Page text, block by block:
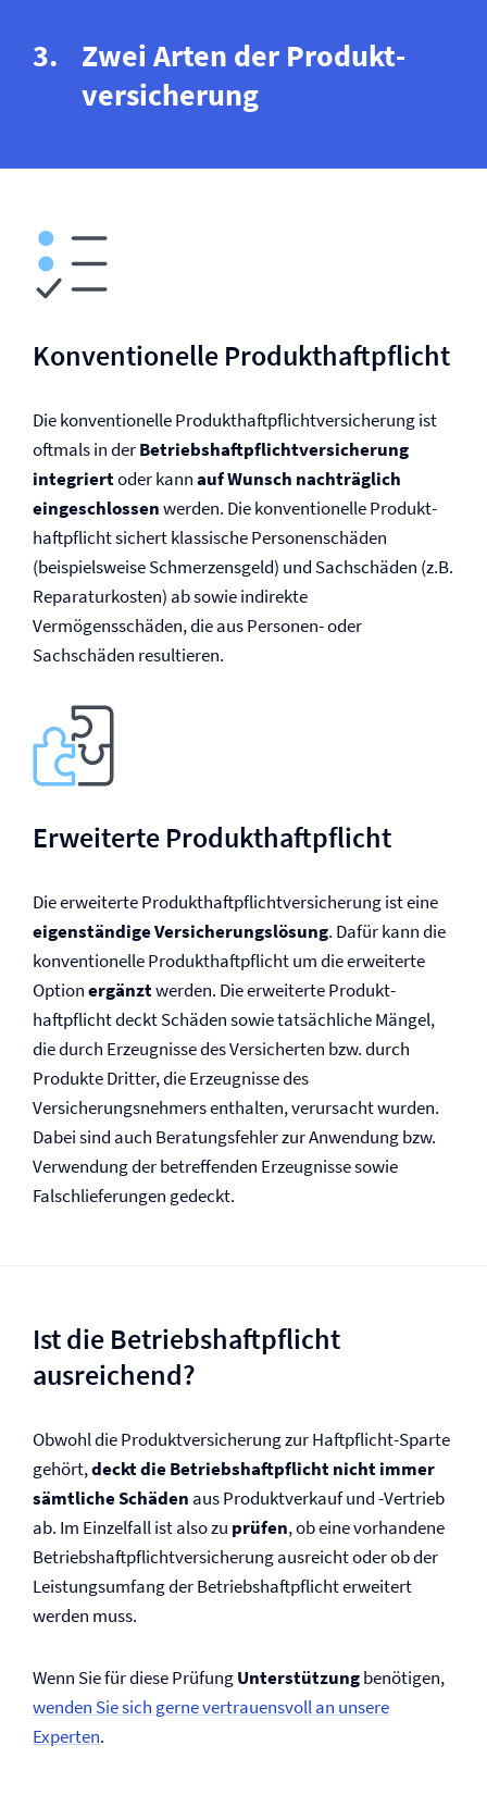
Zwei Arten der Produkt­
versicherung
Konventionelle Produkt­haftpflicht
Die konventionelle Produkt­haftpflicht­versicherung ist
oftmals in derBetriebs­haftpflicht­versicherung
integriertoder kannauf Wunsch nachträglich
eingeschlossenwerden. Die konventionelle Produkt­
haftpflicht sichert klassische Personenschäden
(beispielsweise Schmerzensgeld) und Sachschäden (z.B.
Reparaturkosten) ab sowie indirekte
Vermögensschäden, die aus Personen- oder
Sachschäden resultieren.
Erweiterte Produkt­haftpflicht
Die erweiterte Produkt­haftpflicht­versicherung ist eine
eigenständige Versicherungs­lösung. Dafür kann die
konventionelle Produkt­haftpflicht um die erweiterte
Optionergänztwerden. Die erweiterte Produkt­
haftpflicht deckt Schäden sowie tatsächliche Mängel,
die durch Erzeugnisse des Versicherten bzw. durch
Produkte Dritter, die Erzeugnisse des
Versicherungsnehmers enthalten, verursacht wurden.
Dabei sind auch Beratungsfehler zur Anwendung bzw.
Verwendung der betreffenden Erzeugnisse sowie
Falschlieferungen gedeckt.
Ist die Betriebs­haftpflicht
ausreichend?
Obwohl die Produkt­versicherung zur Haftpflicht-Sparte
gehört,deckt die Betriebs­haftpflicht nicht immer
sämtliche Schäden aus Produktverkauf und -Vertrieb
ab. Im Einzelfall ist also zu prüfen, ob eine vorhandene
Betriebs­haftpflicht­versicherung ausreicht oder ob der
Leistungsumfang der Betriebs­haftpflicht erweitert
werden muss.
Wenn Sie für diese PrüfungUnterstützungbenötigen,
wenden Sie sich gerne vertrauensvoll an unsere
Experten.